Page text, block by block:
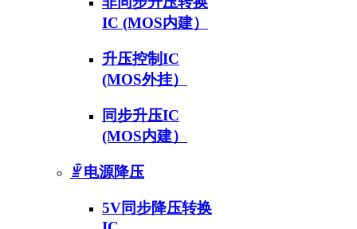
IC (MOS内建）
升压控制IC
(MOS外挂）
同步升压IC
(MOS内建）
ꁇ 电源降压
5V同步降压转换